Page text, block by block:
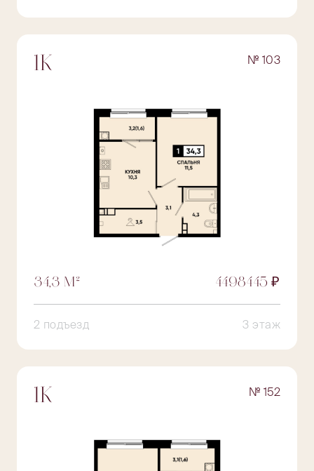
1К № 103
34,3 М² 4498445 ₽
2 подъезд 3 этаж
1К № 152